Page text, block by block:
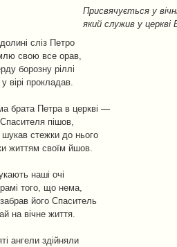
Присвячується у
який служив у церкві
сліз Петро
свою все орав,
борозну ріллі
у вірі прокладав.
брата Петра в церкві —
пішов,
шукав стежки до нього
життям своїм йшов.
наші очі
того, що нема,
його Спаситель
на вічне життя.
ангели здійняли